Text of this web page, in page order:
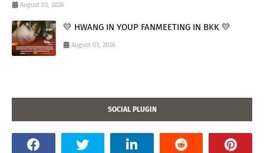
August 03, 2026
💛 HWANG IN YOUP FANMEETING IN BKK 💛
August 03, 2026
SOCIAL PLUGIN